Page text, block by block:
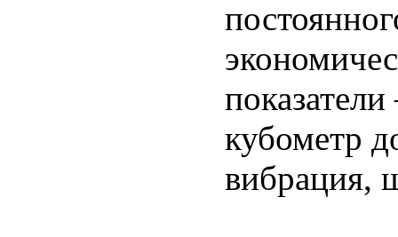
кубометр
вибрация,